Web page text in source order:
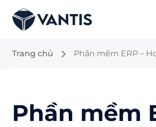
Trang chủ Phần mềm ERP –
Phần mềm